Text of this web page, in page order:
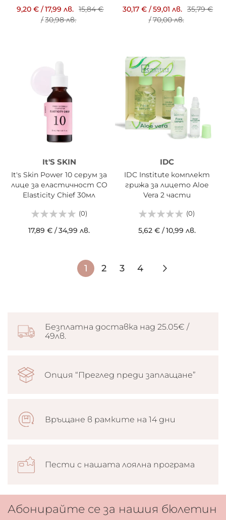
9,20 € /17,99 лв. 15,84 €
/30,98 лв.
30,17 € /59,01 лв. 35,79 €
/70,00 лв.
It'S SKIN
It's Skin Power 10 серум за
лице за еластичност CO
Elasticity Chief 30мл
(0)
17,89 € /34,99 лв.
IDC
IDC Institute комплект
грижа за лицето Aloe
Vera 2 части
(0)
5,62 €/10,99 лв.
Страница
В
1 Страница
2 Страница
3 Страница
4
Безплатна доставка над 25.05€ /
49лв.
Опция “Преглед преди заплащане”
Връщане в рамките на 14 дни
Пести с нашата лоялна програма
Абонирайте се за нашия бюлетин